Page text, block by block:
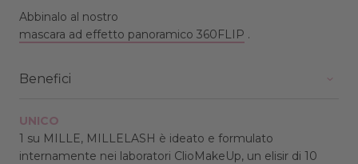
Abbinalo al nostro
mascara ad effetto panoramico 360FLIP .
Benefici
UNICO
1 su MILLE, MILLELASH è ideato e formulato
internamente nei laboratori ClioMakeUp, un elisir di 10